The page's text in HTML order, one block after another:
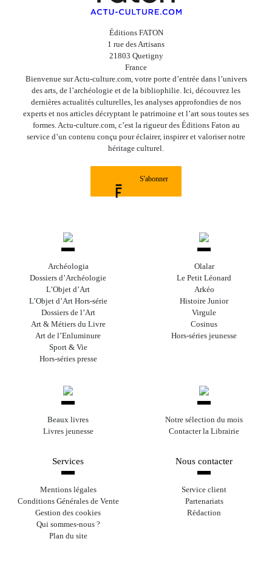
Éditions FATON
1 rue des Artisans
21803 Quetigny
France
Bienvenue sur Actu-culture.com, votre porte d’entrée dans l’univers
des arts, de l’archéologie et de la bibliophilie. Ici, découvrez les
dernières actualités culturelles, les analyses approfondies de nos
experts et nos articles décryptant le patrimoine et l’art sous toutes ses
formes. Actu-culture.com, c’est la rigueur des Éditions Faton au
service d’un contenu conçu pour éclairer, inspirer et valoriser notre
héritage culturel.
S'abonner
Archéologia
Dossiers d’Archéologie
L’Objet d’Art
L’Objet d’Art Hors-série
Dossiers de l’Art
Art & Métiers du Livre
Art de l’Enluminure
Sport & Vie
Hors-séries presse
Olalar
Le Petit Léonard
Arkéo
Histoire Junior
Virgule
Cosinus
Hors-séries jeunesse
Beaux livres
Livres jeunesse
Notre sélection du mois
Contacter la Librairie
Services
Mentions légales
Conditions Générales de Vente
Gestion des cookies
Qui sommes-nous ?
Plan du site
Nous contacter
Service client
Partenariats
Rédaction